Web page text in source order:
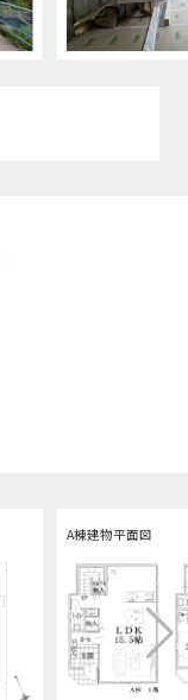
A棟建物平面図